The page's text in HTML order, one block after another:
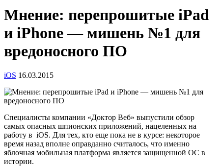
Мнение: перепрошитые iPad
и iPhone — мишень №1 для
вредоносного ПО
iOS 16.03.2015
Специалисты компании «Доктор Веб» выпустили обзор
самых опасных шпионских приложений, нацеленных на
работу в iOS. Для тех, кто еще пока не в курсе: некоторое
время назад вполне оправданно считалось, что именно
яблочная мобильная платформа является защищенной ОС в
истории.